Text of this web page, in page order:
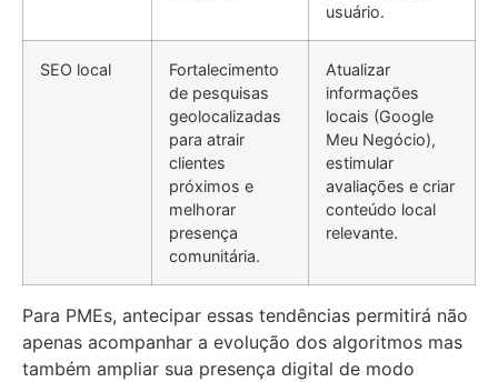
usuário.
SEO local
Fortalecimento
de pesquisas
geolocalizadas
para atrair
clientes
próximos e
melhorar
presença
comunitária.
Atualizar
informações
locais (Google
Meu Negócio),
estimular
avaliações e criar
conteúdo local
relevante.
Para PMEs, antecipar essas tendências permitirá não
apenas acompanhar a evolução dos algoritmos mas
também ampliar sua presença digital de modo